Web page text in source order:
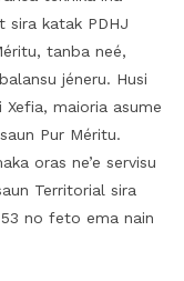
sira katak PDHJ
tanba neé,
jéneru. Husi
Xefia, maioria asume
Pur Méritu.
oras ne’e servisu
Territorial sira
no feto ema nain